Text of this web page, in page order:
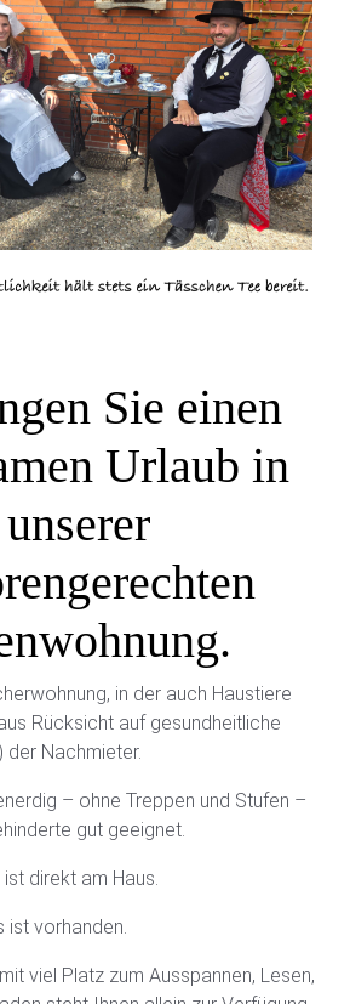
Sie einen
Urlaub in
unserer
in der auch Haustiere
Rücksicht auf gesundheitliche
der Nachmieter.
– ohne Treppen und Stufen –
gut geeignet.
direkt am Haus.
ist vorhanden.
viel Platz zum Ausspannen, Lesen,